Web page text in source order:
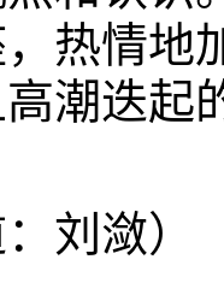
热情地
潮迭起
刘潋）